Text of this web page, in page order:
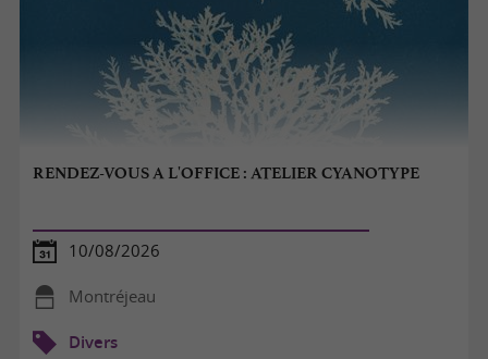
RENDEZ-VOUS A L'OFFICE : ATELIER CYANOTYPE
10/08/2026
Montréjeau
Divers